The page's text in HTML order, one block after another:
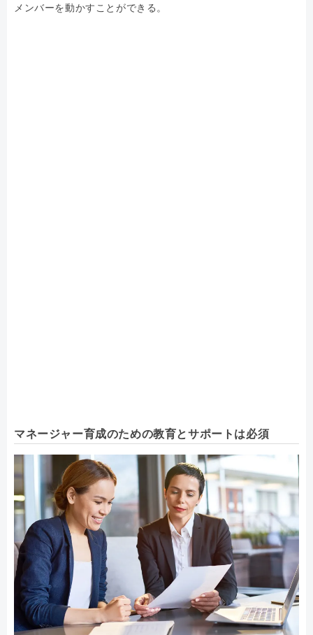
メンバーを動かすことができる。
マネージャー育成のための教育とサポートは必須